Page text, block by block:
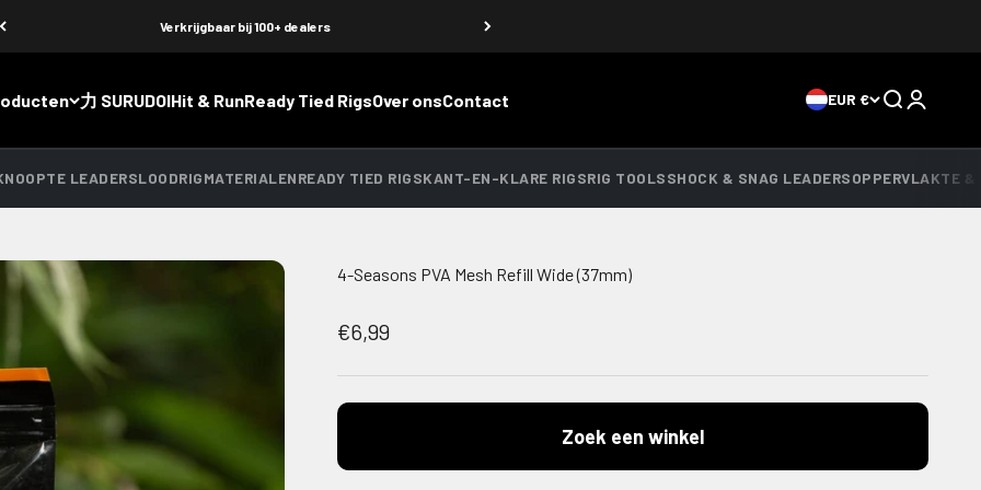
Verkrijgbaar bij 100+ dealers
力 SURUDOIHit & RunReady Tied RigsOver onsContact EUR € ZoekenInloggen
LEADERSLOODRIGMATERIALENREADY TIED RIGSKANT-EN-KLARE RIGSRIG TOOLSSHOCK & SNAG LEADERSOPPERVLAKTE
4-Seasons PVA Mesh Refill Wide (37mm)
Aanbiedingsprijs
€6,99
Zoek een winkel